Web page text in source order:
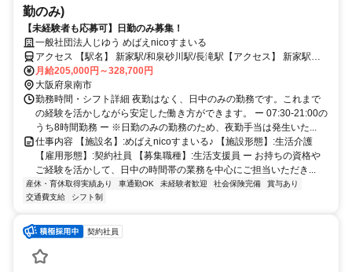
勤のみ)
【未経験者も応募可】日勤のみ募集！
一般社団法人じゆう めばえnicoすまいる
アクセス 【駅名】 新家駅/和泉砂川駅/長滝駅【アクセス】 新家駅か
ら徒歩20分
月給205,000円～328,700円
大阪府泉南市
勤務時間・シフト詳細 夜勤はなく、日中のみの勤務です。これまで
の経験を活かしながら安定した働き方ができます。 ー 07:30-21:00の
うち8時間勤務 ー ※日勤のみの勤務のため、夜勤手当は発生いた...
仕事内容 【施設名】:めばえnicoすまいる♪ 【施設形態】:生活介護
【雇用形態】:契約社員 【募集職種】:生活支援員 ー お持ちの資格や
ご経験を活かして、日中の時間帯の業務を中心にご担当いただき...
産休・育休取得実績あり 車通勤OK 未経験者歓迎 社会保険完備
賞与あり
交通費支給
シフト制
契約社員